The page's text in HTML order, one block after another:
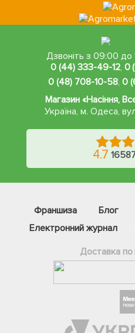
Дзвоніть з 09:00 до
0 (44) 333-49-12, 0
0 (48) 708-10-58, 0
Магазин «Насіння,
Україна, м. Одеса,
4.7
Франшиза Блог
Електронний журнал
Доставка по